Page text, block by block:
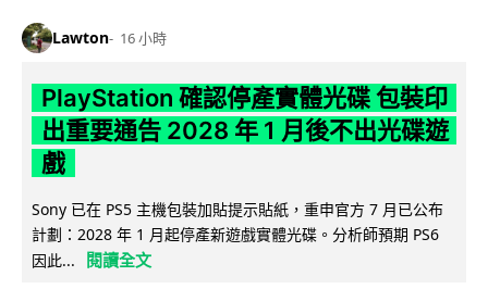
Lawton 16 小時
PlayStation 確認停產實體光碟 包裝印
出重要通告 2028 年 1 月後不出光碟遊
戲
Sony 已在 PS5 主機包裝加貼提示貼紙，重申官方 7 月已公布
計劃：2028 年 1 月起停產新遊戲實體光碟。分析師預期 PS6
因此...
閱讀全文